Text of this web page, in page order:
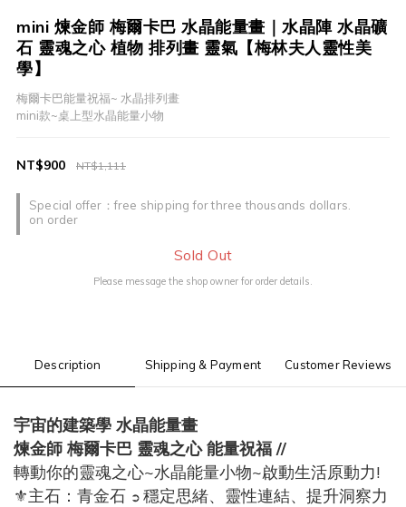
mini 煉金師 梅爾卡巴 水晶能量畫｜水晶陣 水晶礦
石 靈魂之心 植物 排列畫 靈氣【梅林夫人靈性美
學】
梅爾卡巴能量祝福~ 水晶排列畫
mini款~桌上型水晶能量小物
Special offer：free shipping for three thousands dollars.
on order
NT$1,111
NT$900
Sold Out
Please message the shop owner for order details.
Description Shipping & Payment Customer Reviews
宇宙的建築學 水晶能量畫
煉金師 梅爾卡巴 靈魂之心 能量祝福 //
轉動你的靈魂之心~水晶能量小物~啟動生活原動力!
⚜主石：青金石 ➲ 穩定思緒、靈性連結、提升洞察力